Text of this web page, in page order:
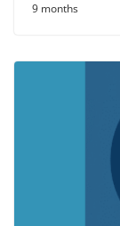
9 months